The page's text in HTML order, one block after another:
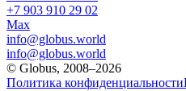
+7 903 910 29 02
Max
info@globus.world
info@globus.world
© Globus, 2008–2026
Политика конфиденциальности